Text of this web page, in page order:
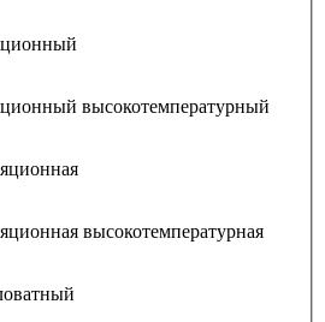
высокотемпературный
высокотемпературная